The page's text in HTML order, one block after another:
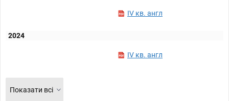
IV кв. англ
2024
IV кв. англ
Показати всі